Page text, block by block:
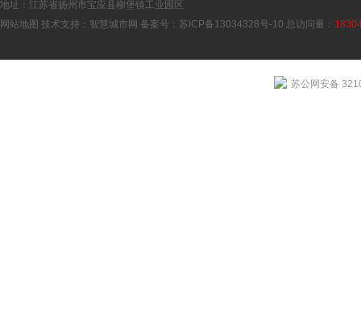
地址：江苏省扬州市宝应县柳堡镇工业园区
网站地图 技术支持： 智慧城市网 备案号： 苏ICP备13034328号-10 总访问量：
苏公网安备